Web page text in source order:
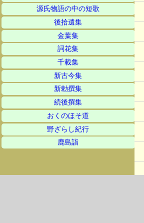
源氏物語の中の短歌
後拾遺集
金葉集
詞花集
千載集
新古今集
新勅撰集
続後撰集
おくのほそ道
野ざらし紀行
鹿島詣